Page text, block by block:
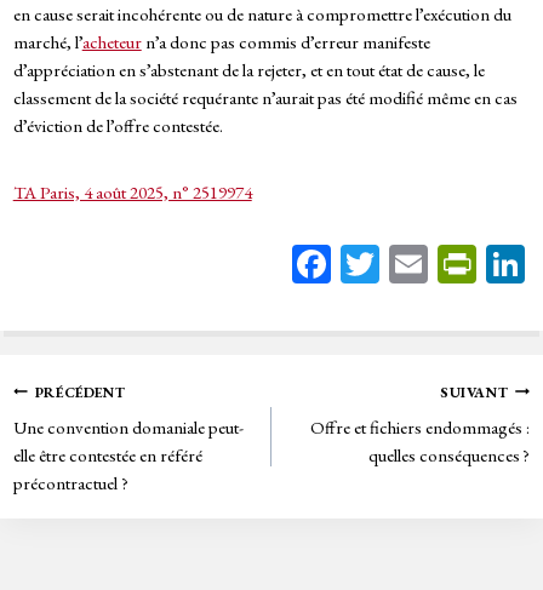
en cause serait incohérente ou de nature à compromettre l’exécution du
marché, l’acheteurn’a donc pas commis d’erreur manifeste
d’appréciation en s’abstenant de la rejeter, et en tout état de cause, le
classement de la société requérante n’aurait pas été modifié même en cas
d’éviction de l’offre contestée.
TA Paris, 4 août 2025, n° 2519974
Fa
bo
T
tt
E
ail
Pr
tF
rie
n
dl
Navigation
de
l’article
PRÉCÉDENT
Une convention domaniale peut-
elle être contestée en référé
précontractuel ?
SUIVANT
Offre et fichiers endommagés :
quelles conséquences ?